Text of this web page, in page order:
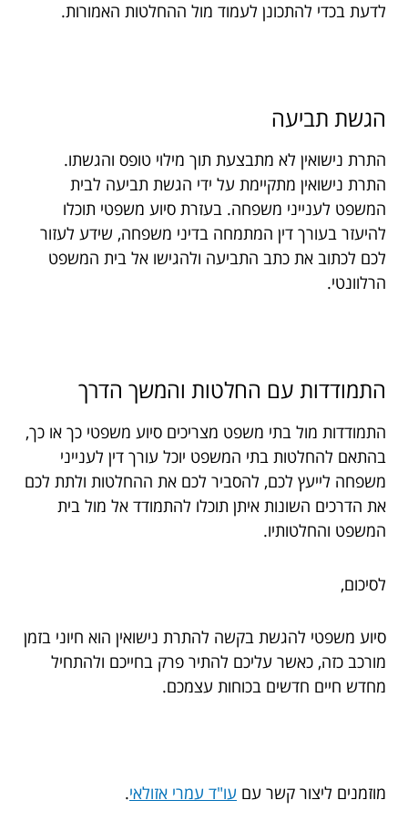
לדעת בכדי להתכונן לעמוד מול ההחלטות האמורות.
הגשת תביעה
התרת נישואין לא מתבצעת תוך מילוי טופס והגשתו.
התרת נישואין מתקיימת על ידי הגשת תביעה לבית
המשפט לענייני משפחה. בעזרת סיוע משפטי תוכלו
להיעזר בעורך דין המתמחה בדיני משפחה, שידע לעזור
לכם לכתוב את כתב התביעה ולהגישו אל בית המשפט
הרלוונטי.
התמודדות עם החלטות והמשך הדרך
התמודדות מול בתי משפט מצריכים סיוע משפטי כך או כך,
בהתאם להחלטות בתי המשפט יוכל עורך דין לענייני
משפחה לייעץ לכם, להסביר לכם את ההחלטות ולתת לכם
את הדרכים השונות איתן תוכלו להתמודד אל מול בית
המשפט והחלטותיו.
לסיכום,
סיוע משפטי להגשת בקשה להתרת נישואין הוא חיוני בזמן
מורכב כזה, כאשר עליכם להתיר פרק בחייכם ולהתחיל
מחדש חיים חדשים בכוחות עצמכם.
מוזמנים ליצור קשר עם עו"ד עמרי אזולאי.